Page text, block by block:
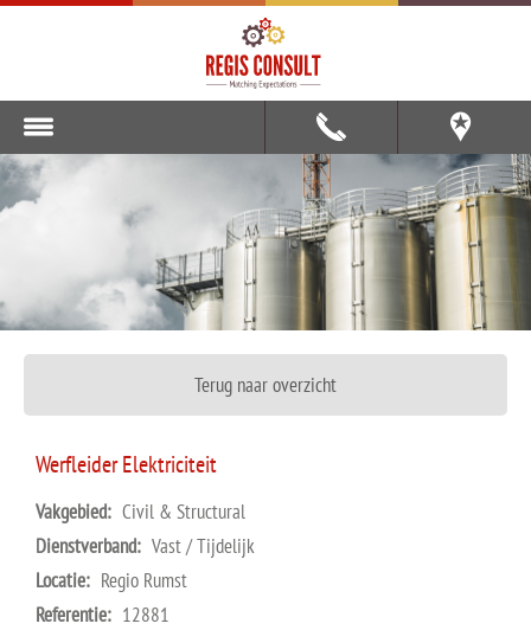
Terug naar overzicht
Werfleider Elektriciteit
Vakgebied: Civil & Structural
Dienstverband: Vast / Tijdelijk
Locatie: Regio Rumst
Referentie: 12881